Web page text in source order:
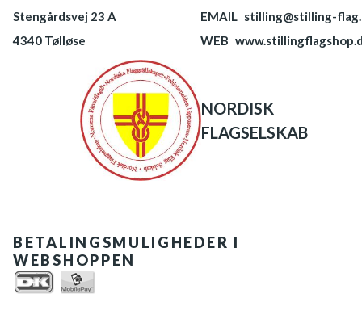
Stengårdsvej 23 A
4340 Tølløse
EMAIL stilling@stilling-
WEB
NORDISK
FLAGSELSKAB
BETALINGSMULIGHEDER I
WEBSHOPPEN